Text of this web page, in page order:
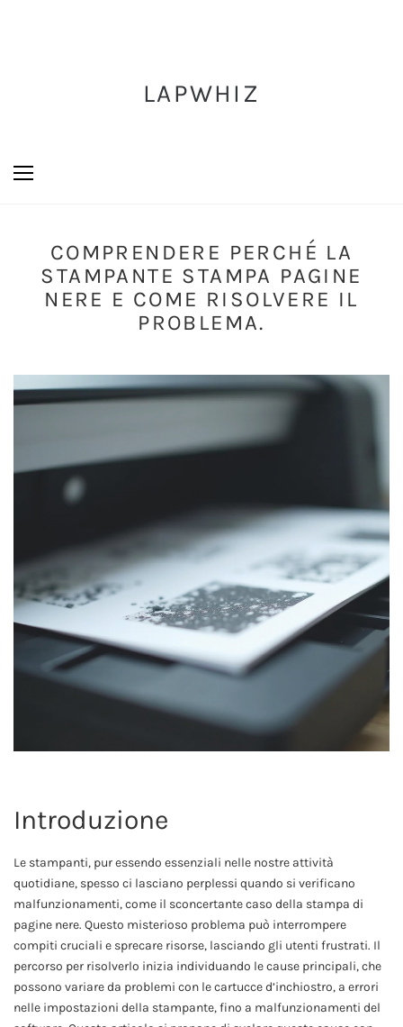
LAPWHIZ
COMPRENDERE PERCHÉ LA
STAMPANTE STAMPA PAGINE
NERE E COME RISOLVERE IL
PROBLEMA.
Introduzione
Le stampanti, pur essendo essenziali nelle nostre attività
quotidiane, spesso ci lasciano perplessi quando si verificano
malfunzionamenti, come il sconcertante caso della stampa di
pagine nere. Questo misterioso problema può interrompere
compiti cruciali e sprecare risorse, lasciando gli utenti frustrati. Il
percorso per risolverlo inizia individuando le cause principali, che
possono variare da problemi con le cartucce d’inchiostro, a errori
nelle impostazioni della stampante, fino a malfunzionamenti del